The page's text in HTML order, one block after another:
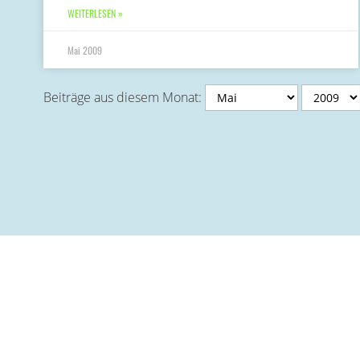
WEITERLESEN »
Mai 2009
Beiträge aus diesem Monat: